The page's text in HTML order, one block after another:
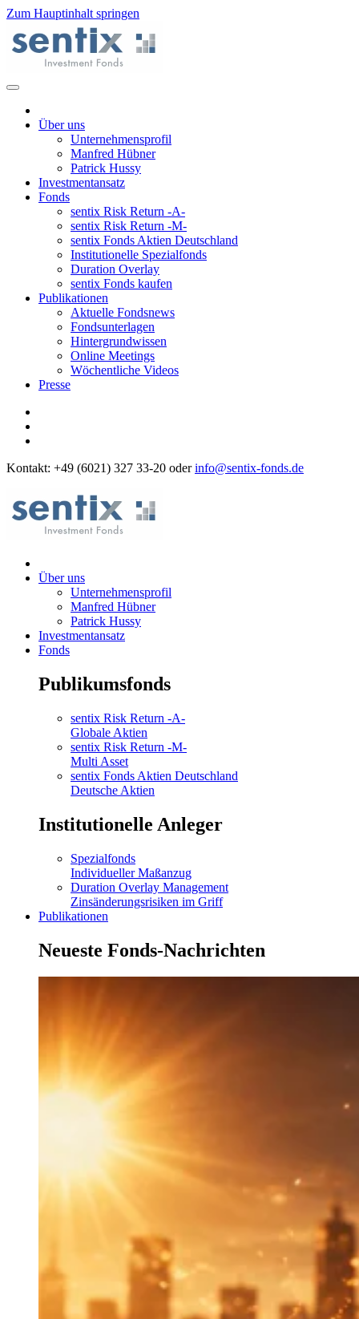
Zum Hauptinhalt springen
Über uns
Unternehmensprofil
Manfred Hübner
Patrick Hussy
Investmentansatz
Fonds
sentix Risk Return -A-
sentix Risk Return -M-
sentix Fonds Aktien Deutschland
Institutionelle Spezialfonds
Duration Overlay
sentix Fonds kaufen
Publikationen
Aktuelle Fondsnews
Fondsunterlagen
Hintergrundwissen
Online Meetings
Wöchentliche Videos
Presse
Kontakt: +49 (6021) 327 33-20 oderinfo@sentix-fonds.de
Über uns
Unternehmensprofil
Manfred Hübner
Patrick Hussy
Investmentansatz
Fonds
Publikumsfonds
sentix Risk Return -A-
Globale Aktien
sentix Risk Return -M-
Multi Asset
sentix Fonds Aktien Deutschland
Deutsche Aktien
Institutionelle Anleger
Spezialfonds
Individueller Maßanzug
Duration Overlay Management
Zinsänderungsrisiken im Griff
Publikationen
Neueste Fonds-Nachrichten